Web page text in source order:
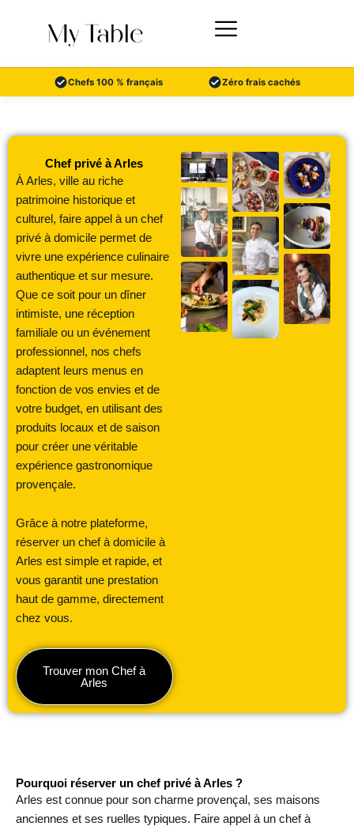
Chefs 100 % français Zéro frais cachés
Chef privé à Arles
À Arles, ville au riche
patrimoine historique et
culturel, faire appel à un chef
privé à domicile permet de
vivre une expérience culinaire
authentique et sur mesure.
Que ce soit pour un dîner
intimiste, une réception
familiale ou un événement
professionnel, nos chefs
adaptent leurs menus en
fonction de vos envies et de
votre budget, en utilisant des
produits locaux et de saison
pour créer une véritable
expérience gastronomique
provençale.
Grâce à notre plateforme,
réserver un chef à domicile à
Arles est simple et rapide, et
vous garantit une prestation
haut de gamme, directement
chez vous.
Trouver mon Chef à
Arles
Pourquoi réserver un chef privé à Arles ?
Arles est connue pour son charme provençal, ses maisons
anciennes et ses ruelles typiques. Faire appel à un chef à